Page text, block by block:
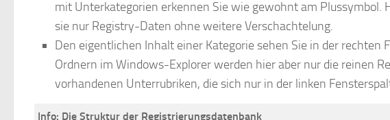
mit Unterkategorien erkennen Sie wie gewohnt am Plussymbol.
sie nur Registry-Daten ohne weitere Verschachtelung.
Den eigentlichen Inhalt einer Kategorie sehen Sie in der rechten
Ordnern im Windows-Explorer werden hier aber nur die reinen
vorhandenen Unterrubriken, die sich nur in der linken
Info: Die Struktur der Registrierungsdatenbank